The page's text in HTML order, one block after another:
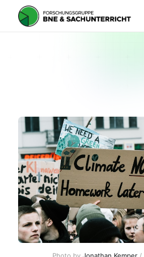
Photo by Jonathan Kemper /